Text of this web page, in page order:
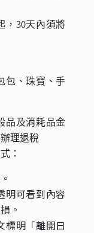
，30天內須將
包、珠寶、手
品及消耗品金
理退稅
：
明可看到內容
。
標明「離開日